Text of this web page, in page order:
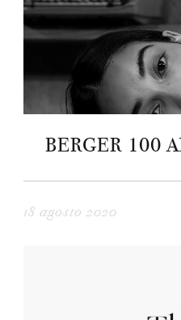
BERGER 100
18 agosto 2020